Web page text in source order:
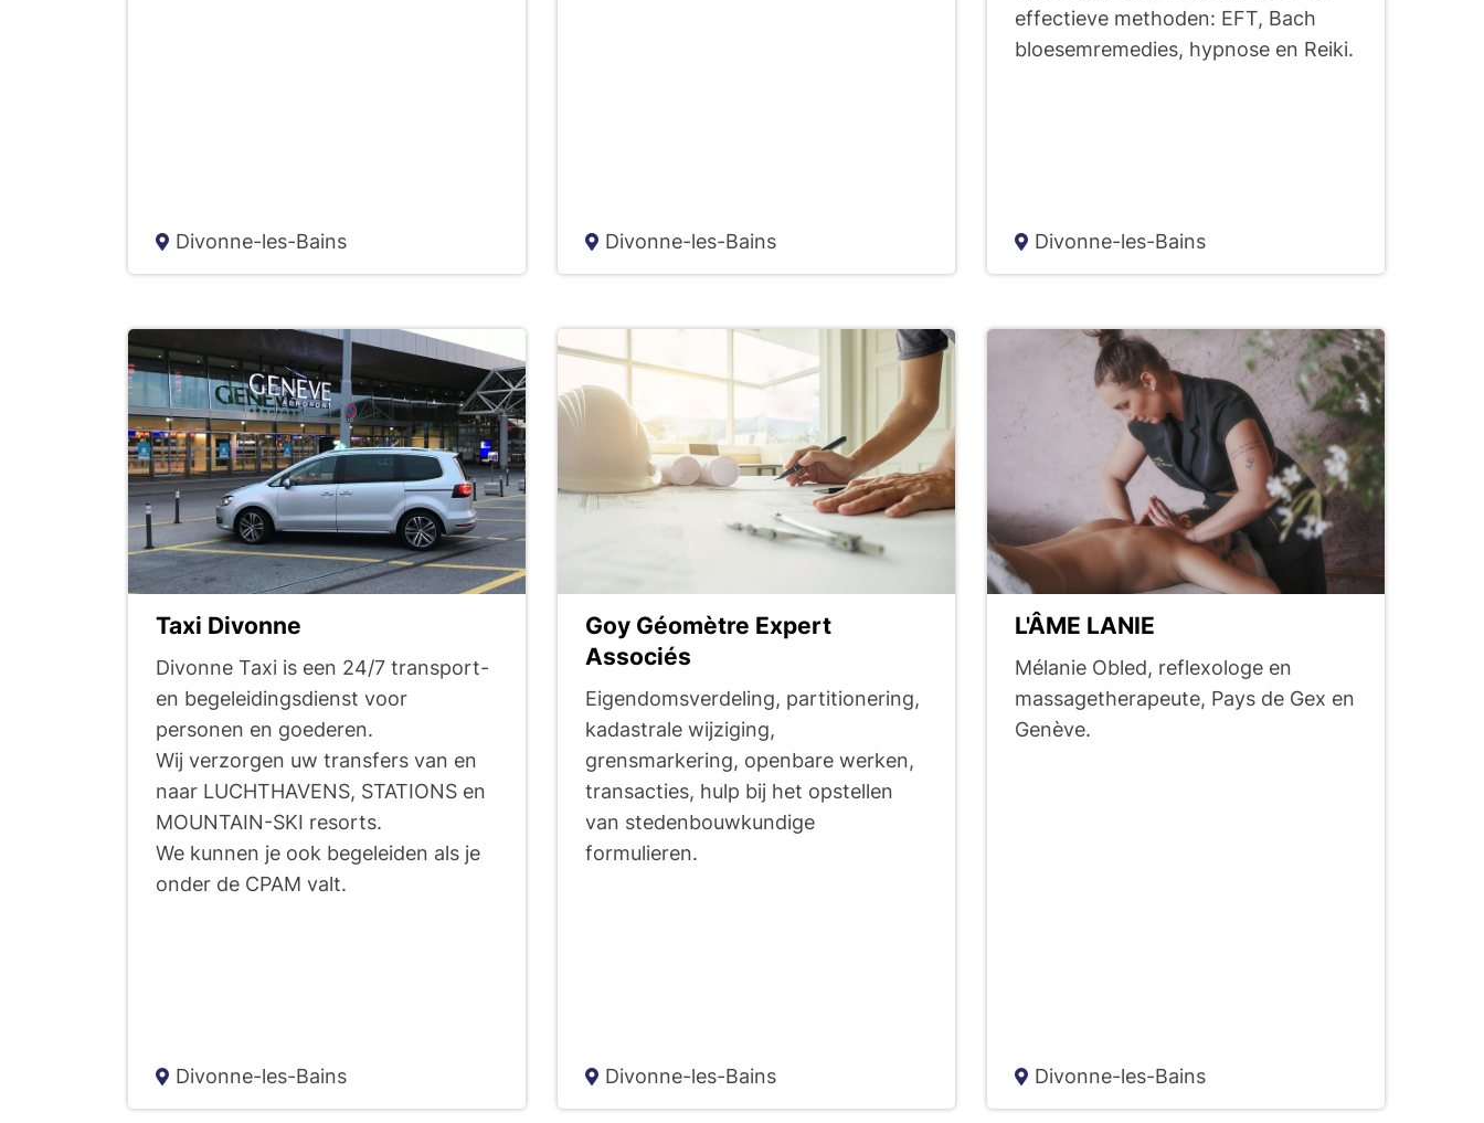
Divonne-les-Bains Divonne-les-Bains
effectieve methoden: EFT, Bach
bloesemremedies, hypnose en Reiki.
Divonne-les-Bains
Taxi Divonne
Divonne Taxi is een 24/7 transport-
en begeleidingsdienst voor
personen en goederen.
Wij verzorgen uw transfers van en
naar LUCHTHAVENS, STATIONS en
MOUNTAIN-SKI resorts.
We kunnen je ook begeleiden als je
onder de CPAM valt.
Divonne-les-Bains
Goy Géomètre Expert
Associés
Eigendomsverdeling, partitionering,
kadastrale wijziging,
grensmarkering, openbare werken,
transacties, hulp bij het opstellen
van stedenbouwkundige
formulieren.
Divonne-les-Bains
L'ÂME LANIE
Mélanie Obled, reflexologe en
massagetherapeute, Pays de Gex en
Genève.
Divonne-les-Bains